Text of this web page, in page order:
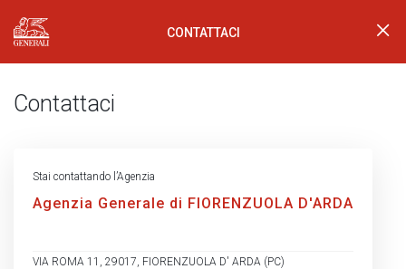
Generali Logo CONTATTACI
Contattaci
Stai contattando l’Agenzia
Agenzia Generale di FIORENZUOLA D'ARDA
VIA ROMA 11, 29017, FIORENZUOLA D' ARDA (PC)